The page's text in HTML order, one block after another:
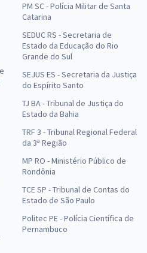
- Conhecimentos Específicos para o
- Área: Meio Ambiente
à vista
R$19,99
R$ 59,98 (-20%)
Comprar
DF - Consultor Técnico-Legislativo -
de Inglês) (Pré-edital)
à vista
R$57,99
R$ 173,98 (-20%)
PM SC - Polícia Militar de Santa
Catarina
SEDUC RS - Secretaria de
Estado da Educação do Rio
Grande do Sul
SEJUS ES - Secretaria da Justiça
do Espírito Santo
TJ BA - Tribunal de Justiça do
Estado da Bahia
TRF 3 - Tribunal Regional Federal
da 3ª Região
MP RO - Ministério Público de
Rondônia
TCE SP - Tribunal de Contas do
Estado de São Paulo
Politec PE - Polícia Científica de
Pernambuco